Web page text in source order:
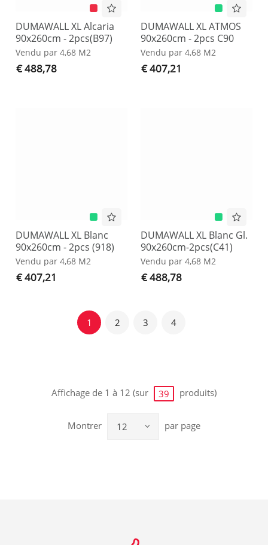
DUMAWALL XL Alcaria
90x260cm - 2pcs(B97)
Vendu par 4,68 M2
€ 488,78
DUMAWALL XL ATMOS
90x260cm - 2pcs C90
Vendu par 4,68 M2
€ 407,21
DUMAWALL XL Blanc
90x260cm - 2pcs (918)
Vendu par 4,68 M2
€ 407,21
DUMAWALL XL Blanc Gl.
90x260cm-2pcs(C41)
Vendu par 4,68 M2
€ 488,78
1 2 3 4
Affichage de 1 à 12 (sur 39 produits)
Montrer 12 par page